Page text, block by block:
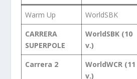
Warm Up WorldSBK
CARRERA
SUPERPOLE
WorldSBK (10
v.)
Carrera 2
WorldWCR (11
v.)